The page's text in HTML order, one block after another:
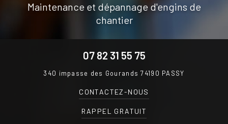
Maintenance et dépannage d'engins de
chantier
07 82 31 55 75
340 impasse des Gourands74190 PASSY
CONTACTEZ-NOUS
RAPPEL GRATUIT